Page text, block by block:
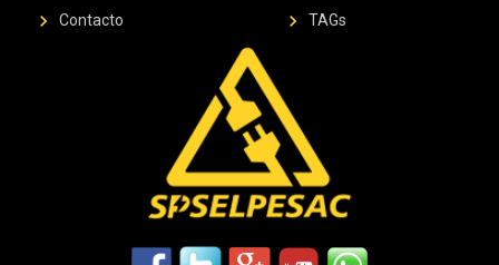
chevron_right Contacto chevron_right TAGs